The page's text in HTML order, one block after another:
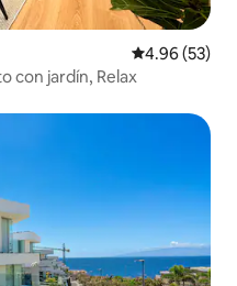
Calificación
4.96 (53)
con jardín, Relax